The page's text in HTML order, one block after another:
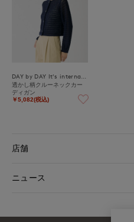
透かし柄クルーネックカー
ディガン
￥5,082(税込)
店舗
ニュース